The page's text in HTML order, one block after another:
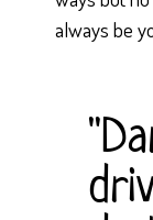
always be